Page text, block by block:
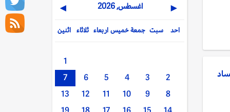
◀ اغسطس, 2026 ▶
اثنين ثلاثاء اربعاء خميس جمعة سبت احد
1
2
3
4
5
6
7
8
9
10
11
12
13